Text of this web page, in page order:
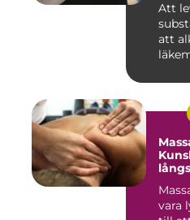
Att
att
vara